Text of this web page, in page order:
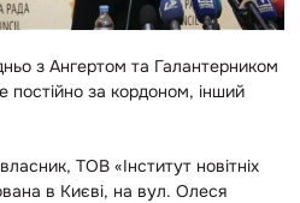
з Ангертом та Галантерником
за кордоном, інший
ТОВ «Інститут новітніх
в Києві, на вул. Олеся